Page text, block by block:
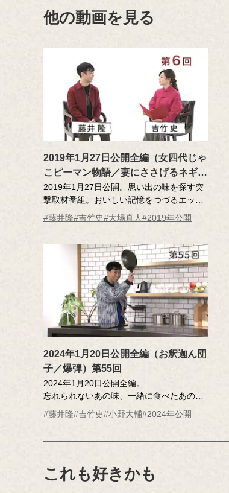
他の動画を見る
2019年1月27日公開全編（女四代じゃ
こピーマン物語／妻にささげるネギ焼
き／追跡！まるめろの謎）第6回
2019年1月27日公開。思い出の味を探す突
撃取材番組。おいしい記憶をつづるエッセ
ーを読んだ調査員が、記憶さん（エッセー
作者）とともにその味を再現！スタジオか
さん。藤井さんは自分がもしもロケに行け
るなら、食べたい料理があるそうです。
MC ：藤井隆 進行：吉竹史
#藤井隆#吉竹史#大場真人#2019年公開
2024年1月20日公開全編（お釈迦ん団
子／爆弾）第55回
2024年1月20日公開全編。
忘れられないあの味、一緒に食べたあの
人･･･そんな「おいしい記憶」のエッセーを
読んだ調査員が、記憶さん（エッセー作
MC ：藤井隆 進行：吉竹史
ナレーター：小野大輔（声優）
#藤井隆#吉竹史#小野大輔#2024年公開
これも好きかも